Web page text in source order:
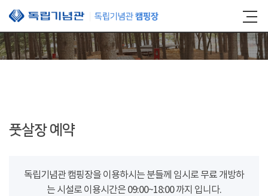
본문 바로가기
풋살장 예약
독립기념관 캠핑장을 이용하시는 분들께 임시로 무료 개방하
는 시설로 이용시간은 09:00~18:00 까지 입니다.